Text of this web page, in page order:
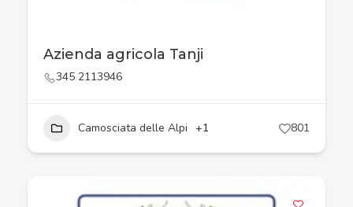
Azienda agricola Tanji
345 2113946
Camosciata delle Alpi +1 801